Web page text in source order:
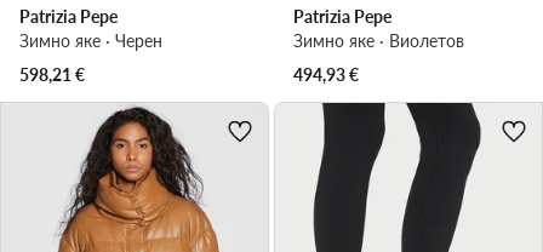
Patrizia Pepe
Зимно яке · Черен
598,21 €
Patrizia Pepe
Зимно яке · Виолетов
494,93€